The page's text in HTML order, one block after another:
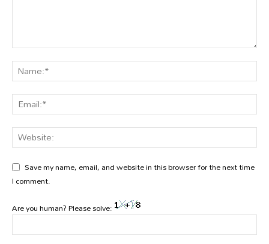
Save my name, email, and website in this browser for the next time
I comment.
Are you human? Please solve: